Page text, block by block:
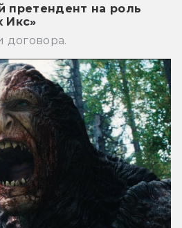
претендент на роль
Икс»
договора.